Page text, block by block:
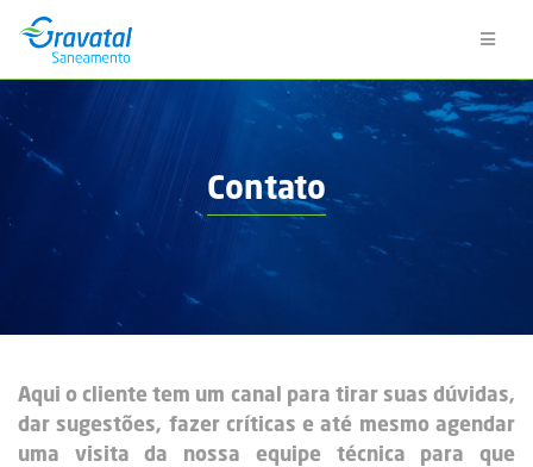
Contato
Aqui o cliente tem um canal para tirar suas dúvidas,
dar sugestões, fazer críticas e até mesmo agendar
uma visita da nossa equipe técnica para que